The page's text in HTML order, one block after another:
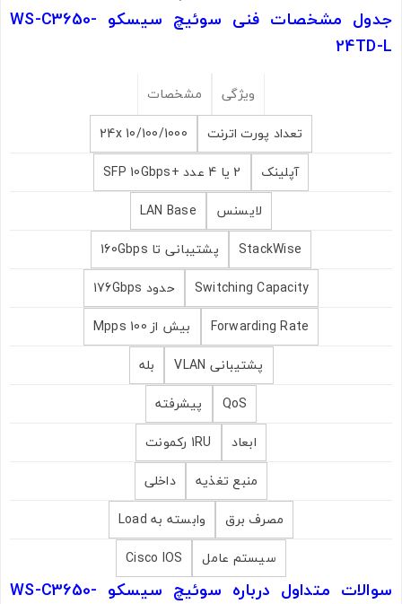
جدول مشخصات فنی سوئیچ سیسکو WS-C3650-
24TD-L
ویژگی
مشخصات
تعداد پورت اترنت
24x 10/100/1000
آپلینک
2 یا 4 عدد +SFP 10Gbps
لایسنس
LAN Base
StackWise
پشتیبانی تا 160Gbps
Switching Capacity
حدود 176Gbps
Forwarding Rate
بیش از 100 Mpps
پشتیبانی VLAN
بله
QoS
پیشرفته
ابعاد
1RU رکمونت
منبع تغذیه
داخلی
مصرف برق
وابسته به Load
سیستم عامل
Cisco IOS
سوالات متداول درباره سوئیچ سیسکو WS-C3650-